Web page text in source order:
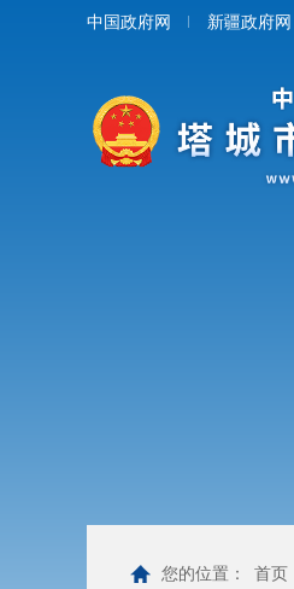
中国政府网 新疆政府网
您的位置： 首页